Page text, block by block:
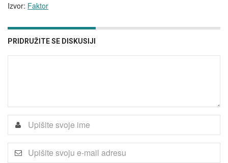
Izvor: Faktor
PRIDRUŽITE SE DISKUSIJI